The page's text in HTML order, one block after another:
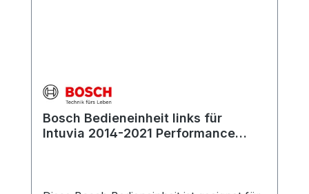
Bosch Bedieneinheit links für
Intuvia 2014-2021 Performance